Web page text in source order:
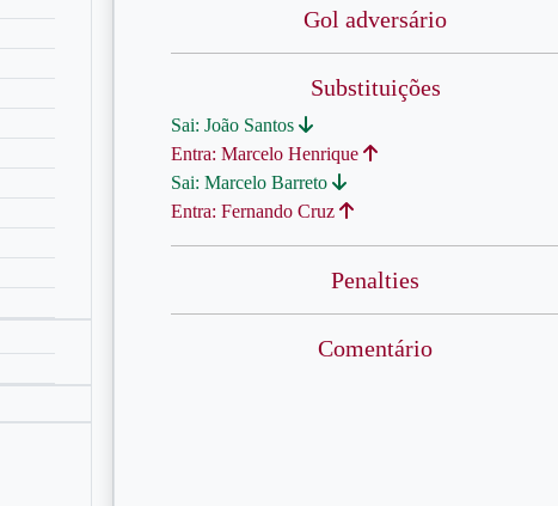
Gol adversário
Substituições
Sai: João Santos
Entra: Marcelo Henrique
Sai: Marcelo Barreto
Entra: Fernando Cruz
Penalties
Comentário